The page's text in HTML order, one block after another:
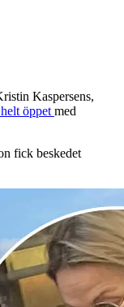
Kaspersens,
öppet med
fick beskedet